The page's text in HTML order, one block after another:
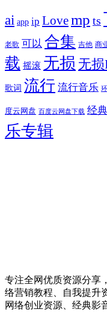
ai app ip Lovemp ts
老歌 可以 合集 吉他 商
载 摇滚 无损 无
歌词 流行 流行音乐
度云网盘 百度云网盘下载 经典
乐专辑
专注全网优质资源分享
络营销教程、自我提升
网络创业资源、经典影